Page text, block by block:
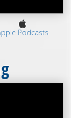
Podcasts